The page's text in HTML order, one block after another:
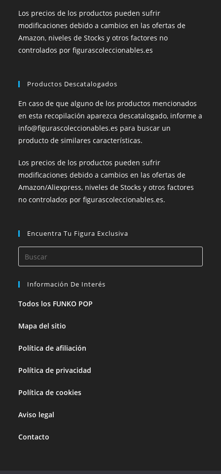
Los precios de los productos pueden sufrir
modificaciones debido a cambios en las ofertas de
Amazon, niveles de Stocks y otros factores no
controlados por figurascoleccionables.es
Productos Descatalogados
En caso de que alguno de los productos mencionados
en esta recopilación aparezca descatalogado, informe a
info@figurascoleccionables.es para buscar un
producto de similares características.
Los precios de los productos pueden sufrir
modificaciones debido a cambios en las ofertas de
Amazon/Aliexpress, niveles de Stocks y otros factores
no controlados por figurascoleccionables.es.
Encuentra Tu Figura Exclusiva
Información De Interés
Todos los FUNKO POP
Mapa del sitio
Política de afiliación
Política de privacidad
Política de cookies
Aviso legal
Contacto